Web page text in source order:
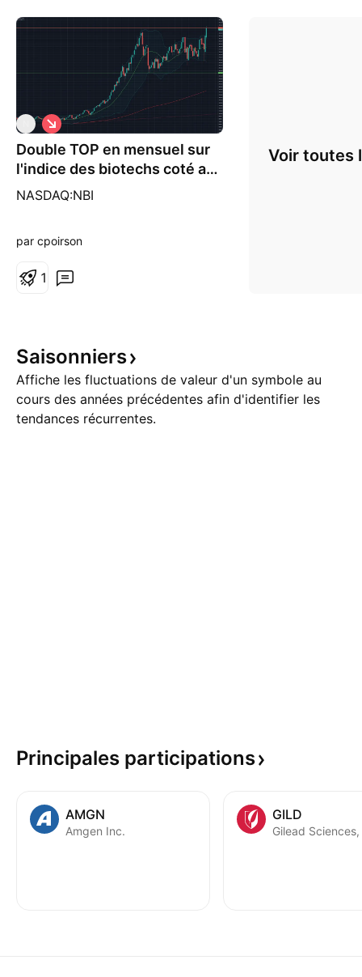
Double TOP en mensuel sur
l'indice des biotechs coté au
nasdaq ?
NASDAQ:NBI
S
h
o
r
t
par cpoirson
1
Voir toutes
Saisonniers
Affiche les fluctuations de valeur d'un symbole au
cours des années précédentes afin d'identifier les
tendances récurrentes.
Principales participations
AMGN
Amgen Inc.
GILD
Gilead